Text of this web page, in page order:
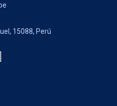
15088, Perú